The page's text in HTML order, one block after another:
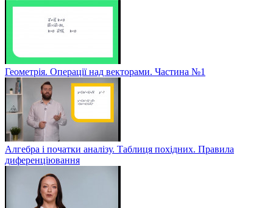
Геометрія. Операції над векторами. Частина №1
Алгебра і початки аналізу. Таблиця похідних. Правила
диференціювання